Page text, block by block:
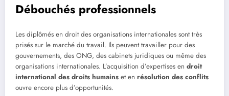
Débouchés professionnels
Les diplômés en droit des organisations internationales sont très
prisés sur le marché du travail. Ils peuvent travailler pour des
gouvernements, des ONG, des cabinets juridiques ou même des
organisations internationales. L’acquisition d’expertises en droit
international des droits humains et en résolution des conflits
ouvre encore plus d’opportunités.